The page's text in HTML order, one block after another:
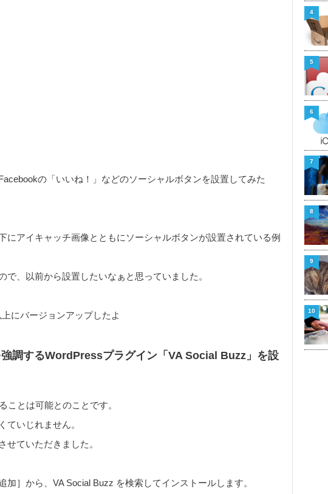
の「いいね！」などのソーシャルボタンを設置してみた
にアイキャッチ画像とともにソーシャルボタンが設置されている例
で、以前から設置したいなぁと思っていました。
にバージョンアップしたよ
調するWordPressプラグイン「VA Social Buzz」を設
ことは可能とのことです。
ていじれません。
せていただきました。
］から、VA Social Buzz を検索してインストールします。
4
5
6
7
8
9
10